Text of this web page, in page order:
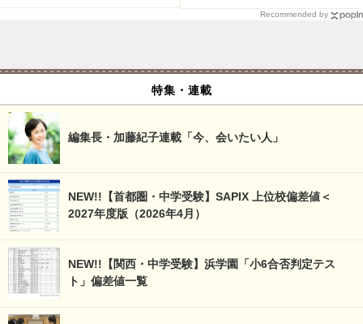
Recommended by
特集・連載
編集長・加藤紀子連載「今、会いたい人」
NEW!!【首都圏・中学受験】SAPIX 上位校偏差値＜
2027年度版（2026年4月）
NEW!!【関西・中学受験】浜学園「小6合否判定テス
ト」偏差値一覧